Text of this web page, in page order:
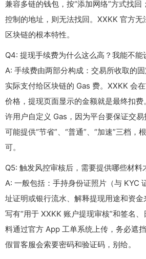
兼容多链的钱包，按“添加网络”方式找
控制的地址，则无法找回。XXKK 官方无
区块链的根本特性。
Q4: 提现手续费为什么这么高？我能不能
A: 手续费由两部分构成：交易所收取的
实际支付给区块链的 Gas 费。XXKK 会
价格，提现页面显示的金额就是最终扣
许用户自定义 Gas，因为平台要保证交
可能提供“节省”、“普通”、“加速”三档，
可。
Q5: 触发风控审核后，需要提供哪些材料
A: 一般包括：手持身份证照片（与 KYC
址证明或银行流水、解释提现用途和资
写有“用于 XXKK 账户提现审核”和签名
料通过官方 App 工单系统上传，务必遮
假冒客服会索要密码和验证码，别给。